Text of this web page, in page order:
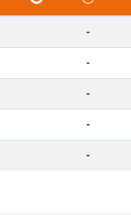
-
-
-
-
-